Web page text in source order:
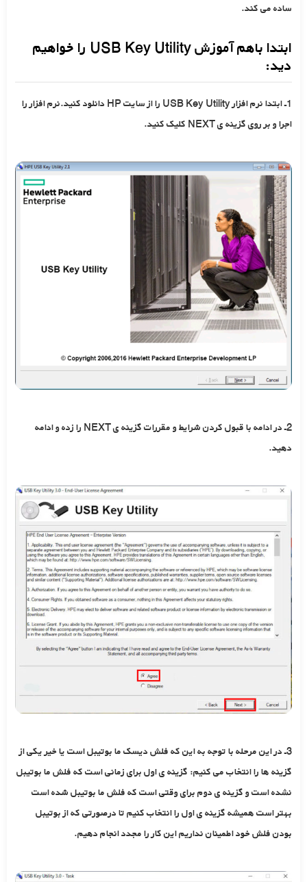
ساده می کند.
ابتدا باهم آموزش USB Key Utility را خواهیم
دید:
1ـ ابتدا نرم افزار USB Key Utility را از سایت HP دانلود کنید.نرم افزار را
اجرا و بر روی گزینه ی NEXT کلیک کنید.
2ـ در ادامه با قبول کردن شرایط و مقررات گزینه ی NEXT را زده و ادامه
دهید.
3ـ در این مرحله با توجه به این که فلش دیسک ما بوتیبل است یا خیر یکی از
گزینه ها را انتخاب می کنیم: گزینه ی اول برای زمانی است که فلش ما بوتیبل
نشده است و گزینه ی دوم برای وقتی است که فلش ما بوتیبل شده است
بهتر است همیشه گزینه ی اول را انتخاب کنیم تا درصورتی که از بوتیبل
بودن فلش خود اطمینان نداریم این کار را مجدد انجام دهیم.